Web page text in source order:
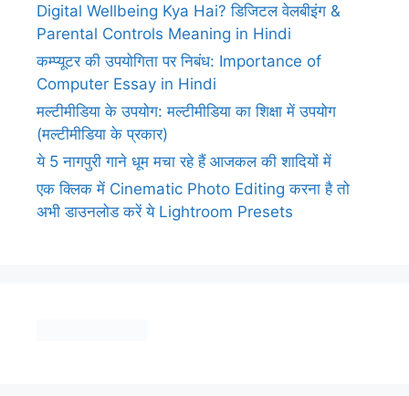
Digital Wellbeing Kya Hai? डिजिटल वेलबीइंग &
Parental Controls Meaning in Hindi
कम्प्यूटर की उपयोगिता पर निबंध: Importance of
Computer Essay in Hindi
मल्टीमीडिया के उपयोग: मल्टीमीडिया का शिक्षा में उपयोग
(मल्टीमीडिया के प्रकार)
ये 5 नागपुरी गाने धूम मचा रहे हैं आजकल की शादियों में
एक क्लिक में Cinematic Photo Editing करना है तो
अभी डाउनलोड करें ये Lightroom Presets